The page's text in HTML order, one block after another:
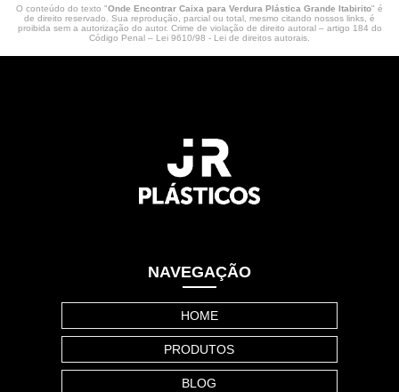
O conteúdo do texto "Onde Encontrar Caixa para Verdura Plástica Grande Itabirito" é
de direito reservado. Sua reprodução, parcial ou total, mesmo citando nossos links, é
proibida sem a autorização do autor. Crime de violação de direito autoral – artigo 184 do
Código Penal – Lei 9610/98 - Lei de direitos autorais.
NAVEGAÇÃO
HOME
PRODUTOS
BLOG